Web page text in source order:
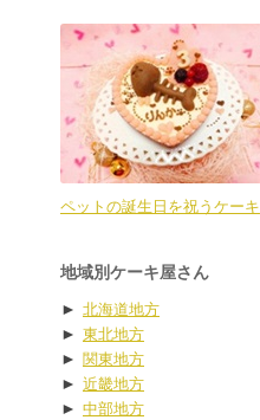
ペットの誕生日を祝うケーキ
地域別ケーキ屋さん
► 北海道地方
► 東北地方
► 関東地方
► 近畿地方
► 中部地方